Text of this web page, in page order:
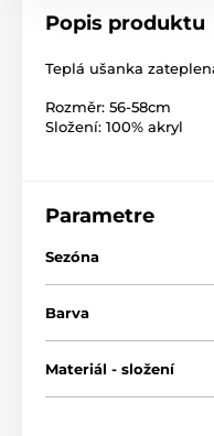
Popis produktu
Teplá ušanka
Rozměr: 56-58cm
Složení: 100% akryl
Parametre
Sezóna
Barva
Materiál - složení